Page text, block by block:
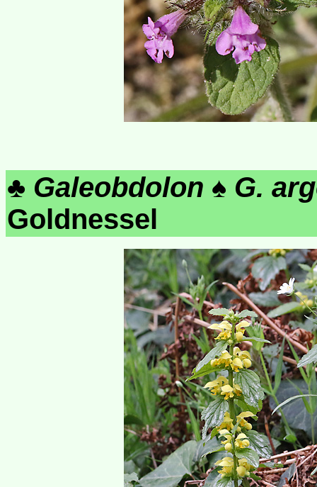
♣ Galeobdolon ♠ G.
Goldnessel